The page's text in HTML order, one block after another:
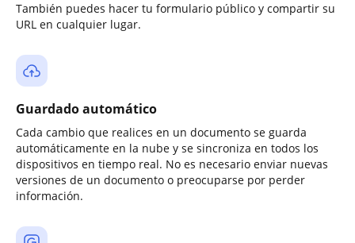
También puedes hacer tu formulario público y compartir su
URL en cualquier lugar.
Guardado automático
Cada cambio que realices en un documento se guarda
automáticamente en la nube y se sincroniza en todos los
dispositivos en tiempo real. No es necesario enviar nuevas
versiones de un documento o preocuparse por perder
información.